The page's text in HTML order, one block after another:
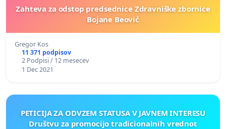
Zahteva za odstop predsednice Zdravniške zbornice
Bojane Beović
Gregor Kos
11 371 podpisov
2 Podpisi / 12 mesecev
1 Dec 2021
PETICIJA ZA ODVZEM STATUSA V JAVNEM INTERESU
Društvu za promocijo tradicionalnih vrednot